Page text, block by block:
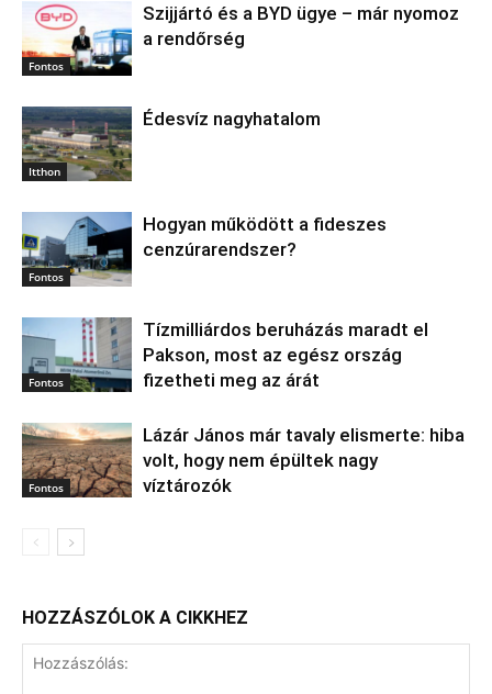
Fontos
Szijjártó és a BYD ügye – már nyomoz
a rendőrség
Itthon
Édesvíz nagyhatalom
Fontos
Hogyan működött a fideszes
cenzúrarendszer?
Fontos
Tízmilliárdos beruházás maradt el
Pakson, most az egész ország
fizetheti meg az árát
Fontos
Lázár János már tavaly elismerte: hiba
volt, hogy nem épültek nagy
víztározók
HOZZÁSZÓLOK A CIKKHEZ